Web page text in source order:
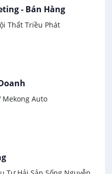
- Bán Hàng
Thất Triều Phát
Mekong Auto